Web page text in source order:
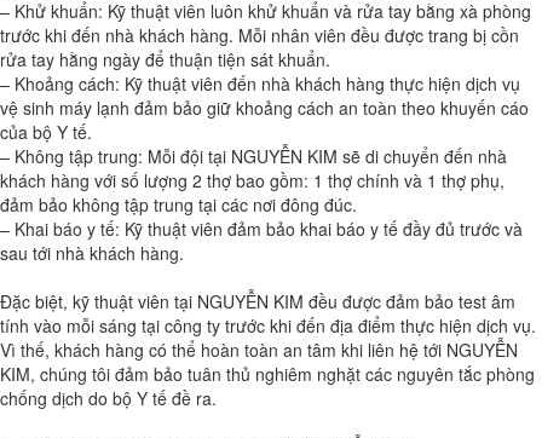
– Khử khuẩn: Kỹ thuật viên luôn khử khuẩn và rửa tay bằng xà phòng
trước khi đến nhà khách hàng. Mỗi nhân viên đều được trang bị cồn
rửa tay hằng ngày để thuận tiện sát khuẩn.
– Khoảng cách: Kỹ thuật viên đến nhà khách hàng thực hiện dịch vụ
vệ sinh máy lạnh đảm bảo giữ khoảng cách an toàn theo khuyến cáo
của bộ Y tế.
– Không tập trung: Mỗi đội tại NGUYỄN KIM sẽ di chuyển đến nhà
khách hàng với số lượng 2 thợ bao gồm: 1 thợ chính và 1 thợ phụ,
đảm bảo không tập trung tại các nơi đông đúc.
– Khai báo y tế: Kỹ thuật viên đảm bảo khai báo y tế đầy đủ trước và
sau tới nhà khách hàng.
Đặc biệt, kỹ thuật viên tại NGUYỄN KIM đều được đảm bảo test âm
tính vào mỗi sáng tại công ty trước khi đến địa điểm thực hiện dịch vụ.
Vì thế, khách hàng có thể hoàn toàn an tâm khi liên hệ tới NGUYỄN
KIM, chúng tôi đảm bảo tuân thủ nghiêm nghặt các nguyên tắc phòng
chống dịch do bộ Y tế đề ra.